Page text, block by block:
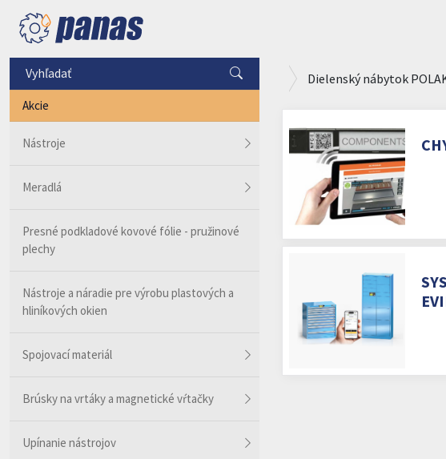
Akcie
Nástroje
Meradlá
Presné podkladové kovové fólie - pružinové
plechy
Nástroje a náradie pre výrobu plastových a
hliníkových okien
Spojovací materiál
Brúsky na vrtáky a magnetické vŕtačky
Upínanie nástrojov
Dielenský nábytok